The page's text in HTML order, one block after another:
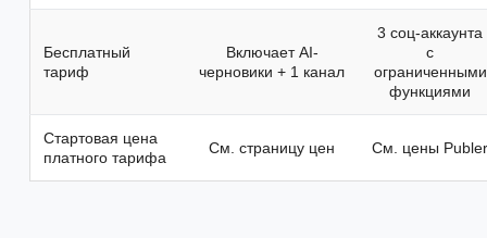
Бесплатный
тариф
Включает AI-
черновики + 1 канал
3 соц-аккаунта
с
ограниченными
функциями
Стартовая цена
платного тарифа
См. страницу цен См. цены Publer